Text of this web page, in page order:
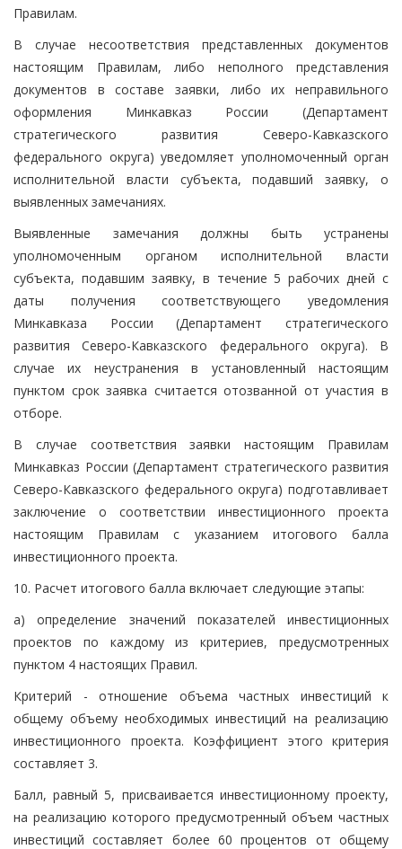
Правилам.
В случае несоответствия представленных документов
настоящим Правилам, либо неполного представления
документов в составе заявки, либо их неправильного
оформления Минкавказ России (Департамент
стратегического развития Северо-Кавказского
федерального округа) уведомляет уполномоченный орган
исполнительной власти субъекта, подавший заявку, о
выявленных замечаниях.
Выявленные замечания должны быть устранены
уполномоченным органом исполнительной власти
субъекта, подавшим заявку, в течение 5 рабочих дней с
даты получения соответствующего уведомления
Минкавказа России (Департамент стратегического
развития Северо-Кавказского федерального округа). В
случае их неустранения в установленный настоящим
пунктом срок заявка считается отозванной от участия в
отборе.
В случае соответствия заявки настоящим Правилам
Минкавказ России (Департамент стратегического развития
Северо-Кавказского федерального округа) подготавливает
заключение о соответствии инвестиционного проекта
настоящим Правилам с указанием итогового балла
инвестиционного проекта.
10. Расчет итогового балла включает следующие этапы:
а) определение значений показателей инвестиционных
проектов по каждому из критериев, предусмотренных
пунктом 4 настоящих Правил.
Критерий - отношение объема частных инвестиций к
общему объему необходимых инвестиций на реализацию
инвестиционного проекта. Коэффициент этого критерия
составляет 3.
Балл, равный 5, присваивается инвестиционному проекту,
на реализацию которого предусмотренный объем частных
инвестиций составляет более 60 процентов от общему